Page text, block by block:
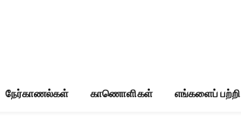
நேர்காணல்கள் காணொளிகள் எங்களைப் பற்றி